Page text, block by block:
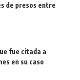
de presos entre
fue citada a
en su caso